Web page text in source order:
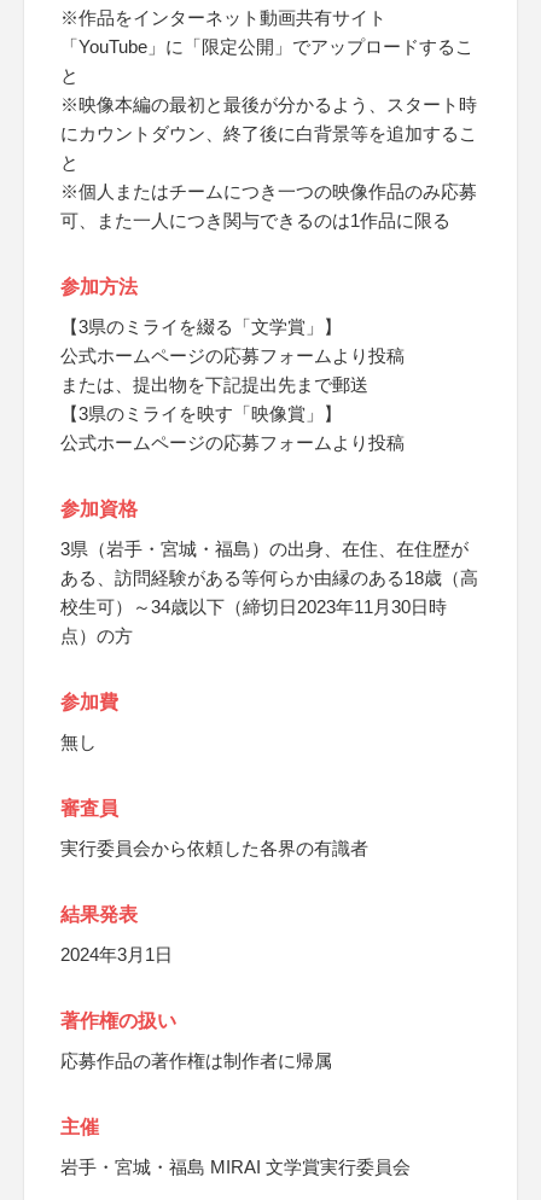
※作品をインターネット動画共有サイト
「YouTube」に「限定公開」でアップロードするこ
と
※映像本編の最初と最後が分かるよう、スタート時
にカウントダウン、終了後に白背景等を追加するこ
と
※個人またはチームにつき一つの映像作品のみ応募
可、また一人につき関与できるのは1作品に限る
参加方法
【3県のミライを綴る「文学賞」】
公式ホームページの応募フォームより投稿
または、提出物を下記提出先まで郵送
【3県のミライを映す「映像賞」】
公式ホームページの応募フォームより投稿
参加資格
3県（岩手・宮城・福島）の出身、在住、在住歴が
ある、訪問経験がある等何らか由縁のある18歳（高
校生可）～34歳以下（締切日2023年11月30日時
点）の方
参加費
無し
審査員
実行委員会から依頼した各界の有識者
結果発表
2024年3月1日
著作権の扱い
応募作品の著作権は制作者に帰属
主催
岩手・宮城・福島 MIRAI 文学賞実行委員会